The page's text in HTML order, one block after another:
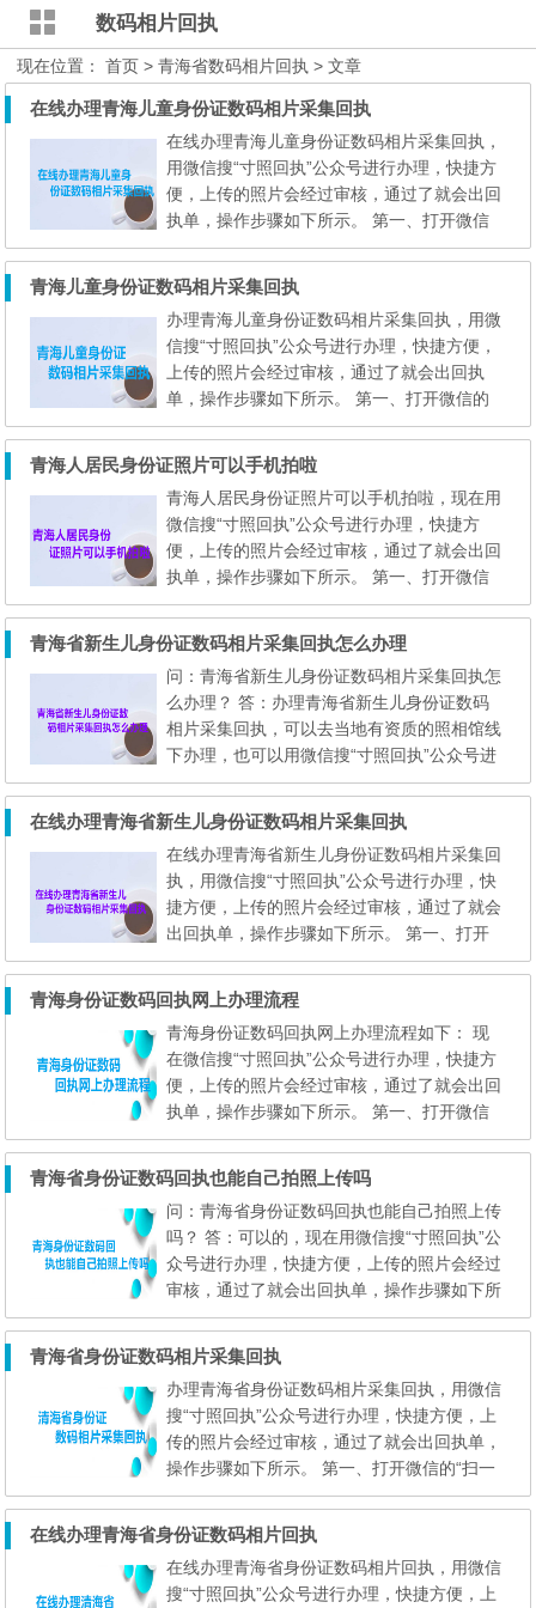
数码相片回执
现在位置：首页 > 青海省数码相片回执 > 文章
在线办理青海儿童身份证数码相片采集回执
在线办理青海儿童身份证数码相片采集回执，
用微信搜“寸照回执”公众号进行办理，快捷方
便，上传的照片会经过审核，通过了就会出回
执单，操作步骤如下所示。 第一、打开微信
的“扫一扫”功能，扫描下面的二维码，直接进
用手机访问本页面的用户，可以先保存上面的
二维码到手机相册；然后打开微信的扫一扫功
能，在扫描页面中选择 “相册” ，然后选择相
册...
青海儿童身份证数码相片采集回执
办理青海儿童身份证数码相片采集回执，用微
信搜“寸照回执”公众号进行办理，快捷方便，
上传的照片会经过审核，通过了就会出回执
单，操作步骤如下所示。 第一、打开微信的
“扫一扫”功能，扫描下面的二维码，直接进入
手机访问本页面的用户，可以先保存上面的二
维码到手机相册；然后打开微信的扫一扫功
能，在扫描页面中选择 “相册” ，然后选择相
册中的...
青海人居民身份证照片可以手机拍啦
青海人居民身份证照片可以手机拍啦，现在用
微信搜“寸照回执”公众号进行办理，快捷方
便，上传的照片会经过审核，通过了就会出回
执单，操作步骤如下所示。 第一、打开微信
的“扫一扫”功能，扫描下面的二维码，直接进
用手机访问本页面的用户，可以先保存上面的
二维码到手机相册；然后打开微信的扫一扫功
能，在扫描页面中选择 “相册” ，然后选择相
册中...
青海省新生儿身份证数码相片采集回执怎么办理
问：青海省新生儿身份证数码相片采集回执怎
么办理？ 答：办理青海省新生儿身份证数码
相片采集回执，可以去当地有资质的照相馆线
下办理，也可以用微信搜“寸照回执”公众号进
行办理，快捷方便，上传的照片会经过审核，
第一、打开微信的“扫一扫”功能，扫描下面的
二维码，直接进入到 心拍 小程序（在线办
理）。 注意： 用手机访问本页面的用户，
可以先...
在线办理青海省新生儿身份证数码相片采集回执
在线办理青海省新生儿身份证数码相片采集回
执，用微信搜“寸照回执”公众号进行办理，快
捷方便，上传的照片会经过审核，通过了就会
出回执单，操作步骤如下所示。 第一、打开
微信的“扫一扫”功能，扫描下面的二维码，直
接进入到 心拍 小程序（在线办理）。 注
意： 用手机访问本页面的用户，可以先保存
上面的二维码到手机相册；然后打开微信的扫
一扫功能，在扫描页面中选择 “相册” ，然后
选择...
青海身份证数码回执网上办理流程
青海身份证数码回执网上办理流程如下： 现
在微信搜“寸照回执”公众号进行办理，快捷方
便，上传的照片会经过审核，通过了就会出回
执单，操作步骤如下所示。 第一、打开微信
的“扫一扫”功能，扫描下面的二维码，直接进
手机访问本页面的用户，可以先保存上面的二
维码到手机相册；然后打开微信的扫一扫功
能，在扫描页面中选择 “相册” ，然后选择相
册中的二维...
青海省身份证数码回执也能自己拍照上传吗
问：青海省身份证数码回执也能自己拍照上传
吗？ 答：可以的，现在用微信搜“寸照回执”公
众号进行办理，快捷方便，上传的照片会经过
审核，通过了就会出回执单，操作步骤如下所
示。 第一、打开微信的“扫一扫”功能，扫描下
办理）。 注意： 用手机访问本页面的用户，
可以先保存上面的二维码到手机相册；然后打
开微信的扫一扫功能，在扫描页面中选择 “相
册” ...
青海省身份证数码相片采集回执
办理青海省身份证数码相片采集回执，用微信
搜“寸照回执”公众号进行办理，快捷方便，上
传的照片会经过审核，通过了就会出回执单，
操作步骤如下所示。 第一、打开微信的“扫一
扫”功能，扫描下面的二维码，直接进入到 心
问本页面的用户，可以先保存上面的二维码到
手机相册；然后打开微信的扫一扫功能，在扫
描页面中选择 “相册” ，然后选择相册中的二
在线办理青海省身份证数码相片回执
在线办理青海省身份证数码相片回执，用微信
搜“寸照回执”公众号进行办理，快捷方便，上